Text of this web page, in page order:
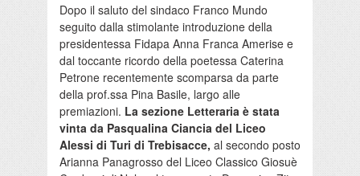
Dopo il saluto del sindaco Franco Mundo
seguito dalla stimolante introduzione della
presidentessa Fidapa Anna Franca Amerise e
dal toccante ricordo della poetessa Caterina
Petrone recentemente scomparsa da parte
della prof.ssa Pina Basile, largo alle
premiazioni. La sezione Letteraria è stata
vinta da Pasqualina Ciancia del Liceo
Alessi di Turi di Trebisacce, al secondo posto
Arianna Panagrosso del Liceo Classico Giosuè